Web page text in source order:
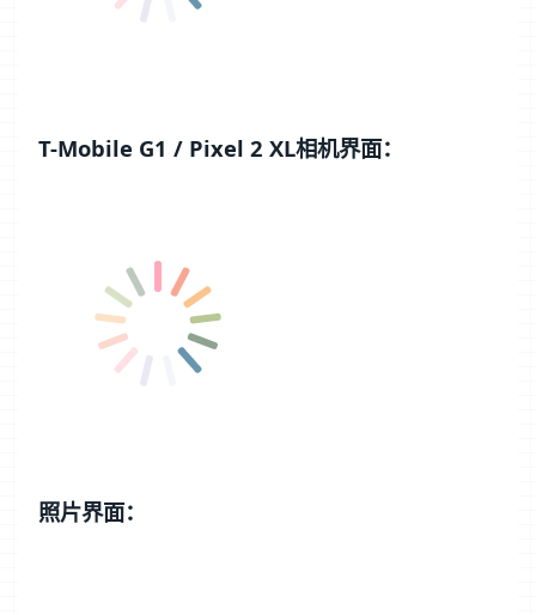
T-Mobile G1 / Pixel 2 XL相机界面：
照片界面：